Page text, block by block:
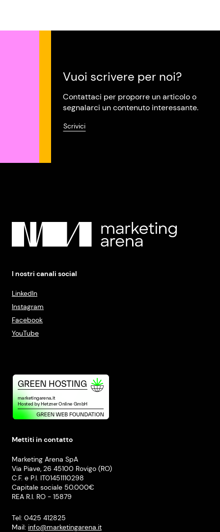
Vuoi scrivere per noi?
Contattaci per proporre un articolo o
segnalarci un contenuto interessante.
Scrivici
I nostri canali social
LinkedIn
Instagram
Facebook
YouTube
Mettiti in contatto
Marketing Arena SpA
Via Piave, 26 45100 Rovigo (RO)
C.F. e P.I. IT01451110298
Capitale sociale 50.000€
REA R.I. RO - 15879
Tel: 0425 412825
Mail: info@marketingarena.it